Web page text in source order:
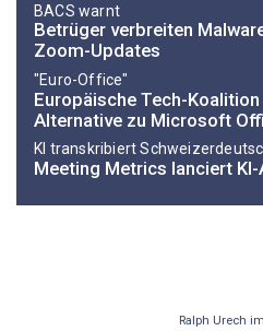
BACS warnt
Betrüger verbreiten
Zoom-Updates
"Euro-Office"
Europäische Tech-
Alternative zu Microsoft
KI transkribiert
Meeting Metrics lanciert
Ralph Urech